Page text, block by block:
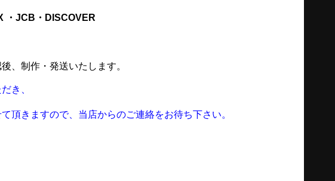
・JCB・ DISCOVER
、制作・発送いたします。
き、
頂きますので、当店からのご連絡をお待ち下さい。